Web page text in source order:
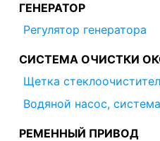
ГЕНЕРАТОР
Регулятор генератора
СИСТЕМА ОЧИСТКИ
Щетка
Водяной насос,
РЕМЕННЫЙ ПРИВОД